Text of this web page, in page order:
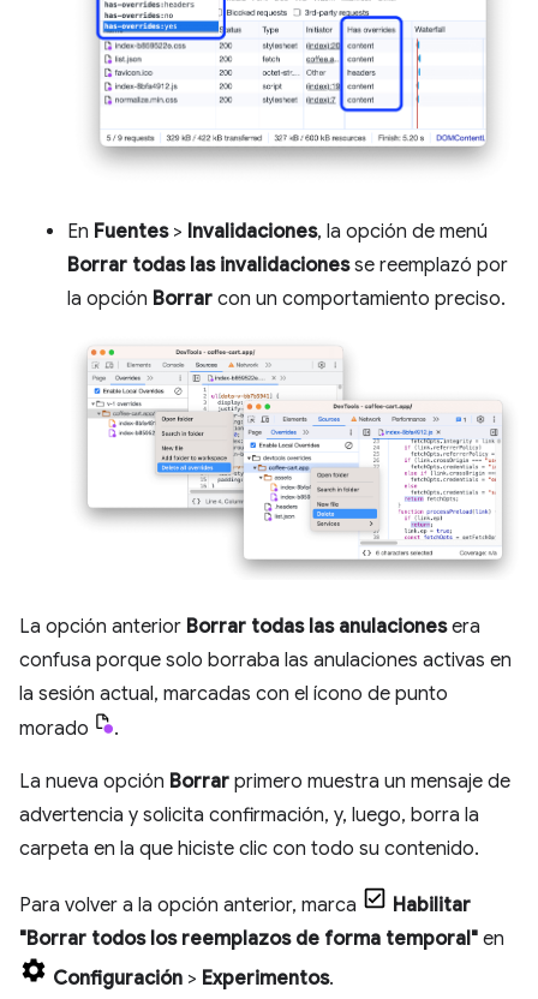
En Fuentes> Invalidaciones, la opción de menú
Borrar todas las invalidacionesse reemplazó por
la opción Borrar con un comportamiento preciso.
La opción anterior Borrar todas las anulacionesera
confusa porque solo borraba las anulaciones activas en
la sesión actual, marcadas con el ícono de punto
morado
.
La nueva opción Borrar primero muestra un mensaje de
advertencia y solicita confirmación, y, luego, borra la
carpeta en la que hiciste clic con todo su contenido.
Para volver a la opción anterior, marca
Habilitar
"Borrar todos los reemplazos de forma temporal" en
Configuración > Experimentos.